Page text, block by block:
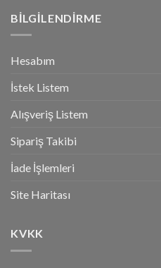
BILGILENDIRME
Hesabım
İstek Listem
Alışveriş Listem
Sipariş Takibi
İade İşlemleri
Site Haritası
KVKK